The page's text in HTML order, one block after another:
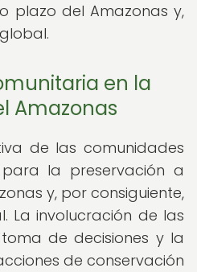
plazo del Amazonas y,
en la
Amazonas
de las comunidades
la preservación a
y, por consiguiente,
La involucración de las
de decisiones y la
de conservación